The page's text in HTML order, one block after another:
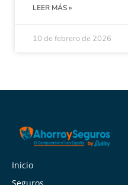
LEER MÁS »
10 de febrero de 2026
Inicio